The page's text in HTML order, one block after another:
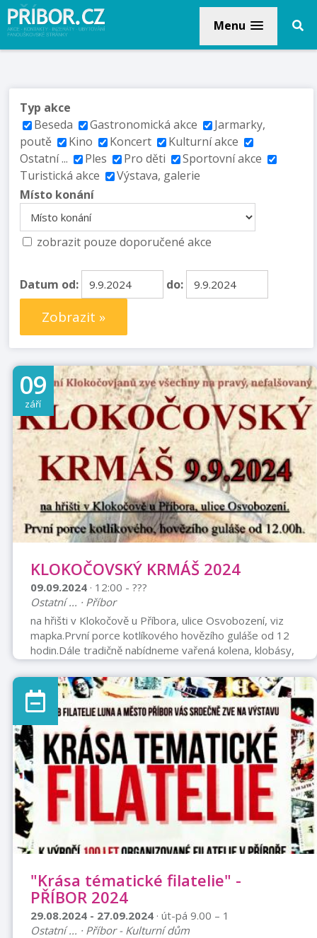
Menu
Typ akce
Beseda
Gastronomická akce
Jarmarky,
poutě
Kino Koncert
Kulturní akce
Ostatní ...
Ples Pro děti
Sportovní akce
Turistická akce
Výstava, galerie
Místo konání
zobrazit pouze doporučené akce
Datum od: do:
Zobrazit »
09
září
KLOKOČOVSKÝ KRMÁŠ 2024
09.09.2024 · 12:00 - ???
Ostatní ... · Příbor
na hřišti v Klokočově u Příbora, ulice Osvobození, viz
mapka.První porce kotlíkového hovězího guláše od 12
hodin.Dále tradičně nabídneme vařená kolena, klobásy,
palačinky, koláčky, Hot dog a jiné lahůdky.Čepovaná
desítka Birell, alko a nelako nápoje.Míchané drinkyOd
13 hodin skákací hrad pro děti zdarmaVstupné
dobrovolnéMáme zastřešené zázemí a pavilón, proto
akci konáme i v neřízni počasí.Hudba k tanci a poslechu
zajištěna.
"Krása tématické filatelie" -
PŘÍBOR 2024
29.08.2024 - 27.09.2024 · út-pá 9.00 – 1
Ostatní ... · Příbor - Kulturní dům